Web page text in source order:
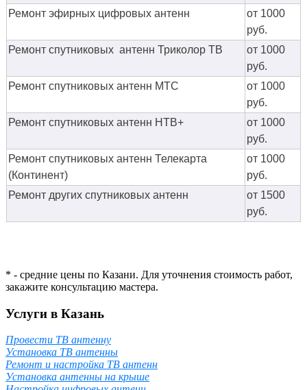
Ремонт эфирных цифровых антенн
от 1000
руб.
Ремонт спутниковых антенн Триколор ТВ
от 1000
руб.
Ремонт спутниковых антенн МТС
от 1000
руб.
Ремонт спутниковых антенн НТВ+
от 1000
руб.
Ремонт спутниковых антенн Телекарта
(Континент)
от 1000
руб.
Ремонт других спутниковых антенн
от 1500
руб.
* - средние цены по Казани. Для уточнения стоимость работ,
закажите консультацию мастера.
Услуги в Казань
Провести ТВ антенну
Установка ТВ антенны
Ремонт и настройка ТВ антенн
Установка антенны на крыше